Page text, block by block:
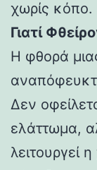
χωρίς κόπο.
Γιατί
Η φθορά
Δεν
ελάττωμα,
λειτουργεί